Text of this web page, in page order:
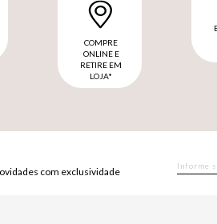
COMPRE
ONLINE E
RETIRE EM
LOJA*
com exclusividade